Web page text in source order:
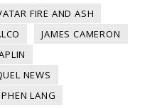
FIRE AND ASH
JAMES CAMERON
NEWS
LANG